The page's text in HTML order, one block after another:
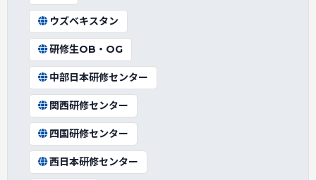
ウズベキスタン
研修生OB・OG
中部日本研修センター
関西研修センター
四国研修センター
西日本研修センター